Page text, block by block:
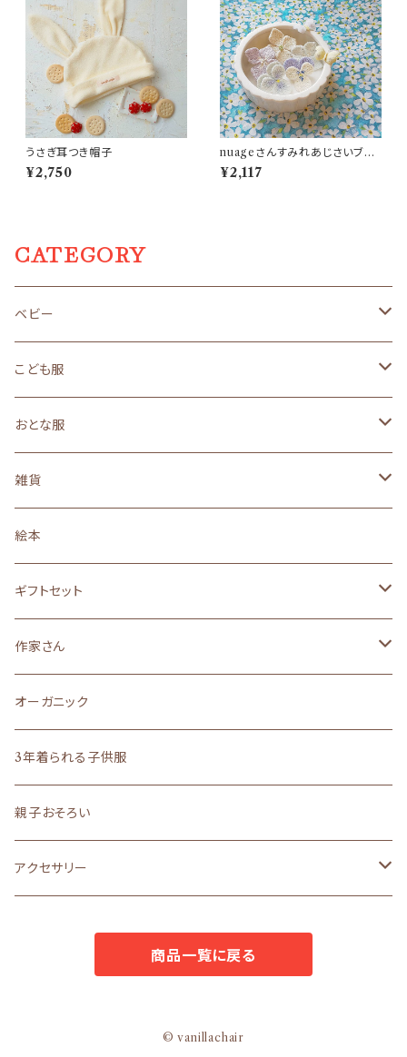
うさぎ耳つき帽子
¥2,750
nuageさんすみれあじさいブロ
ーチ
¥2,117
CATEGORY
ベビー
size 50～70（新生児サイズ）
ギフトセット
オーガニック
size 80（１歳サイズ）
オーガニック
ロングセラー
３年着られるこども服
ロングセラー
made in JAPAN
ベビー小物
オーガニック
made in JAPAN
size90
オーガニック
オーガニック
madeinJAPAN
こども服
size90（２歳くらいサイズ）
オーガニック
ロングセラー
size110（４歳くらいサイズ）
made in JAPAN
３年着られるこども服
ロングセラー
made in JAPAN
size130(6～7歳くらいサイズ)
おとな服
ロングセラー
親子おそろい
雑貨
黒うさ・白うさシリーズ
黒ねこ・白ねこシリーズ
らくがきシリーズ
文房具
まえをけいこ。イラスト
その他雑貨
ギフト
まえをけいこ。イラスト
オーダーメイド
うちの子シリーズ
ロングセラー
絵本
ギフトセット
サイズ８０(１歳)
ロングセラー
サイズ５０～７０
ラッピング
ラッピングボックス
ラッピングL
作家さん
作家さん雑貨
バッグ
アクセサリー
作家さんアクセサリー
作家さんバッグ
原優子さん
オーガニック
3年着られる子供服
親子おそろい
アクセサリー
商品一覧に戻る
© vanillachair